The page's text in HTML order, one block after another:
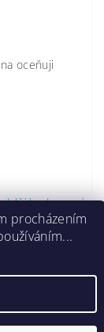
oceňuji
hodnocení
procházením